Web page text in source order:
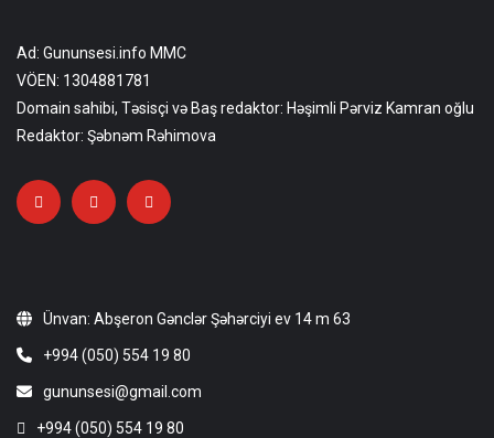
Ad: Gununsesi.info MMC
VÖEN: 1304881781
Domain sahibi, Təsisçi və Baş redaktor: Həşimli Pərviz Kamran oğlu
Redaktor: Şəbnəm Rəhimova
Ünvan: Abşeron Gənclər Şəhərciyi ev 14 m 63
+994 (050) 554 19 80
gununsesi@gmail.com
+994 (050) 554 19 80